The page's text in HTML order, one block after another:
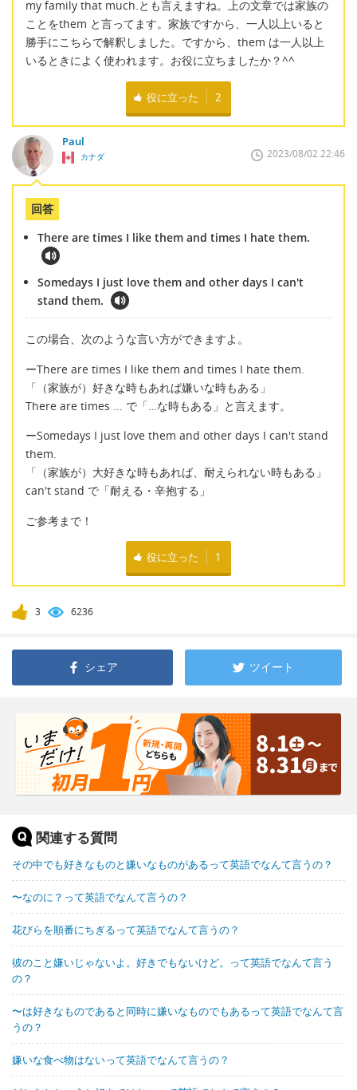
my family that much.とも言えますね。上の文章では家族の
ことをthem と言ってます。家族ですから、一人以上いると
勝手にこちらで解釈しました。ですから、them は一人以上
いるときによく使われます。お役に立ちましたか？^^
役に立った 2
Paul
カナダ 2023/08/02 22:46
回答
There are times I like them and times I hate them.
Somedays I just love them and other days I can't
stand them.
この場合、次のような言い方ができますよ。
ーThere are times I like them and times I hate them.
「（家族が）好きな時もあれば嫌いな時もある」
There are times ... で「…な時もある」と言えます。
ーSomedays I just love them and other days I can't stand
them.
「（家族が）大好きな時もあれば、耐えられない時もある」
can't stand で「耐える・辛抱する」
ご参考まで！
役に立った 1
3 6236
シェア ツイート
関連する質問
その中でも好きなものと嫌いなものがあるって英語でなんて言うの？
〜なのに？って英語でなんて言うの？
花びらを順番にちぎるって英語でなんて言うの？
彼のこと嫌いじゃないよ。好きでもないけど。って英語でなんて言う
の？
〜は好きなものであると同時に嫌いなものでもあるって英語でなんて言
うの？
嫌いな食べ物はないって英語でなんて言うの？